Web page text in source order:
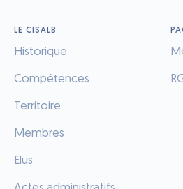
LE CISALB
Historique
Compétences
Territoire
Membres
Elus